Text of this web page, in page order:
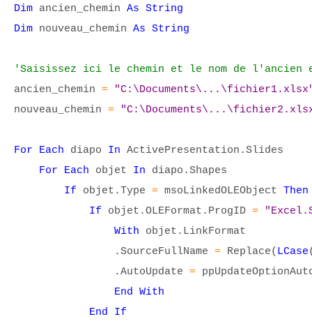
Dim ancien_chemin As String
Dim nouveau_chemin As String
'Saisissez ici le chemin et le nom de l'ancien
ancien_chemin =
nouveau_chemin =
For Each diapo In ActivePresentation.Slides
For Each objet In diapo.Shapes
If objet.Type = msoLinkedOLEObject Then
If objet.OLEFormat.ProgID =
With objet.LinkFormat
.SourceFullName = Replace( LCase
.AutoUpdate =
End With
End If